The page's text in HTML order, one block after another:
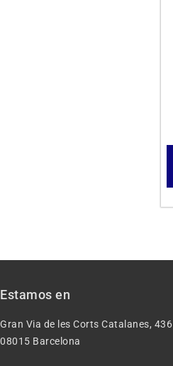
Estamos en
Gran Via de les Corts Catalanes, 436
08015 Barcelona